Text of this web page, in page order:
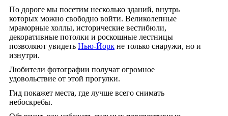
По дороге мы посетим несколько зданий, внутрь
которых можно свободно войти. Великолепные
мраморные холлы, исторические вестибюли,
декоративные потолки и роскошные лестницы
позволяют увидеть Нью-Йорк не только снаружи, но и
изнутри.
Любители фотографии получат огромное
удовольствие от этой прогулки.
Гид покажет места, где лучше всего снимать
небоскребы.